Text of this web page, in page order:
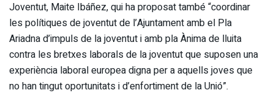
Joventut, Maite Ibáñez, qui ha proposat també “coordinar
les polítiques de joventut de l’Ajuntament amb el Pla
Ariadna d’impuls de la joventut i amb pla Ànima de lluita
contra les bretxes laborals de la joventut que suposen una
experiència laboral europea digna per a aquells joves que
no han tingut oportunitats i d’enfortiment de la Unió”.